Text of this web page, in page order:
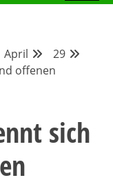
April
29
offenen
sich